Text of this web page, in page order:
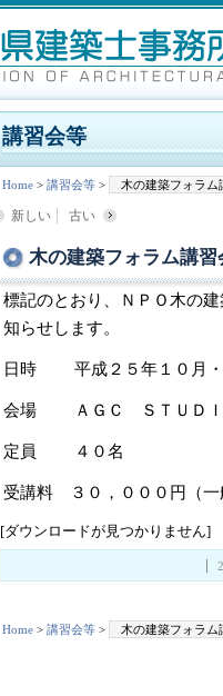
講習会等
Home > 講習会等 > 木の建築フォラム
新しい 古い
木の建築フォラム講
標記のとおり、ＮＰＯ木の
知らせします。
日時 平成２５年１０月・
会場 ＡＧＣ ＳＴＵＤＩ
定員 ４０名
受講料 ３０，０００円（一
[ダウンロードが見つかりません]
Home > 講習会等 > 木の建築フォラム